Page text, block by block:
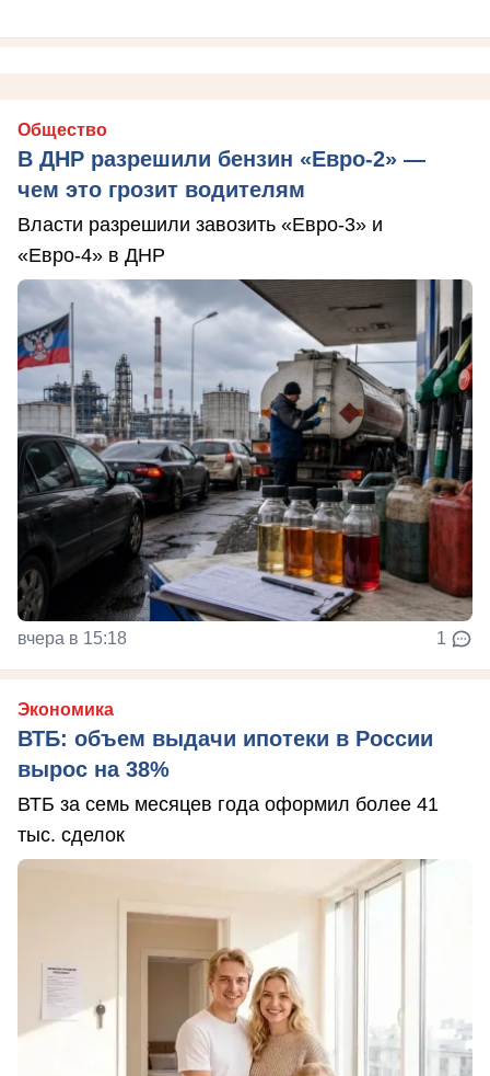
Общество
В ДНР разрешили бензин «Евро-2» —
чем это грозит водителям
Власти разрешили завозить «Евро-3» и
«Евро-4» в ДНР
вчера в 15:18 1
Экономика
ВТБ: объем выдачи ипотеки в России
вырос на 38%
ВТБ за семь месяцев года оформил более 41
тыс. сделок